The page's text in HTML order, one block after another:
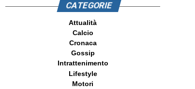
CATEGORIE
Attualità
Calcio
Cronaca
Gossip
Intrattenimento
Lifestyle
Motori